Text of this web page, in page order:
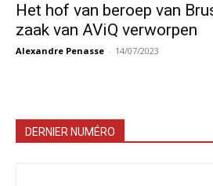
Het hof van beroep van
zaak van AViQ verworpen
Alexandre Penasse - 14/07/2023
DERNIER NUMÉRO